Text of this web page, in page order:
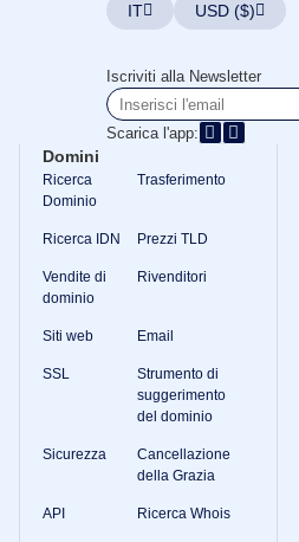
IT USD ($)
Iscriviti alla Newsletter
Scarica l'app:
Domini
Ricerca
Dominio
Trasferimento
Ricerca IDN Prezzi TLD
Vendite di
dominio
Rivenditori
Siti web Email
SSL
Strumento di
suggerimento
del dominio
Sicurezza
Cancellazione
della Grazia
API Ricerca Whois